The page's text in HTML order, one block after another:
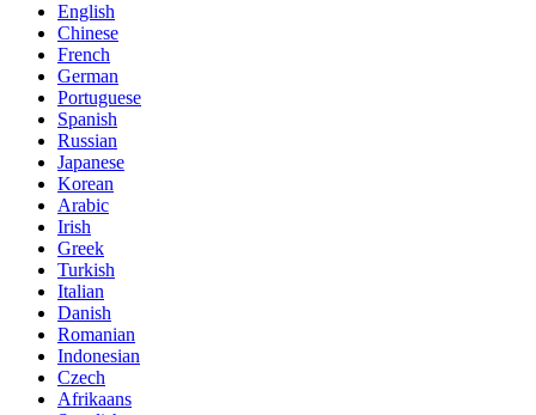
English
Chinese
French
German
Portuguese
Spanish
Russian
Japanese
Korean
Arabic
Irish
Greek
Turkish
Italian
Danish
Romanian
Indonesian
Czech
Afrikaans